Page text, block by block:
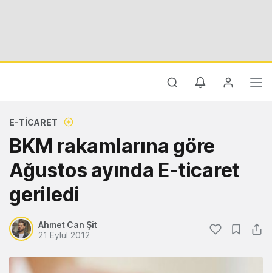
E-TICARET
BKM rakamlarına göre
Ağustos ayında E-ticaret
geriledi
Ahmet Can Şit
21 Eylül 2012